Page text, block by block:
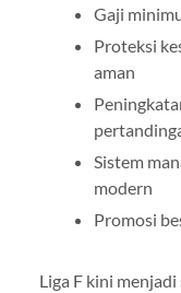
Gaji
Proteksi
aman
Sistem
modern
Promosi
Liga F kini